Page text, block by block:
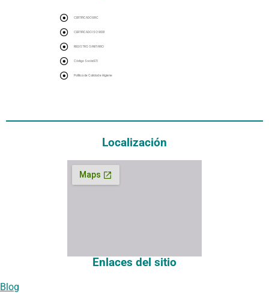
CERTIFICADO BRC
CERTIFICADO ISO 9001
REGISTRO SANITARIO
Código Social ETI
Política de Calidad e Higiene
Localización
Enlaces del sitio
Blog